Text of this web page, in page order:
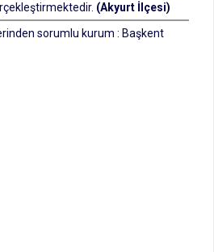
(Akyurt İlçesi)
sorumlu kurum : Başkent